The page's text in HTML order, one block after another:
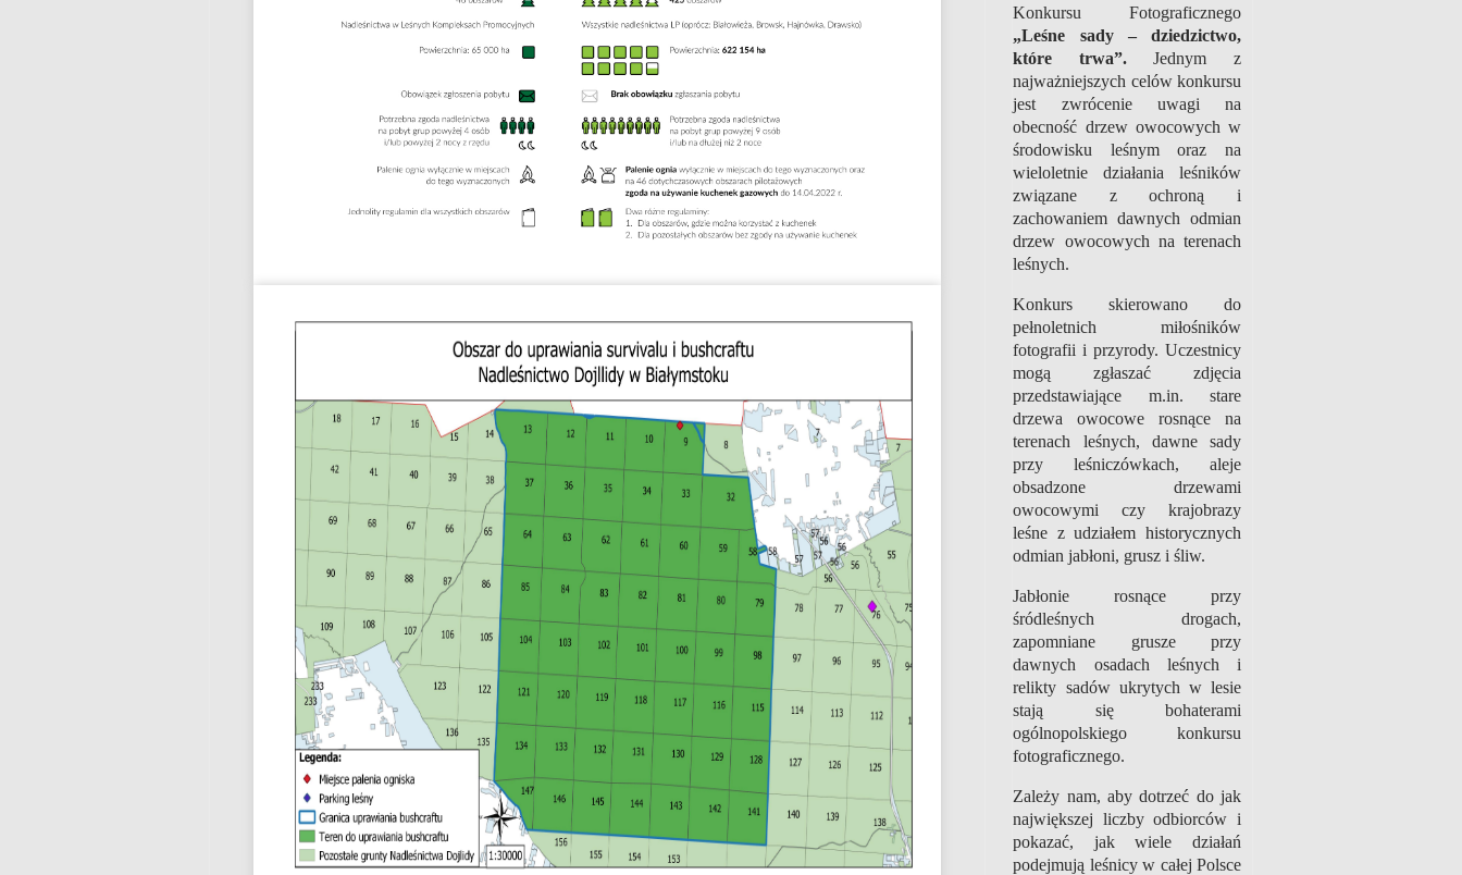
Konkursu Fotograficznego
„Leśne sady – dziedzictwo,
które trwa”.Jednym z
najważniejszych celów konkursu
jest zwrócenie uwagi na
obecność drzew owocowych w
środowisku leśnym oraz na
wieloletnie działania leśników
związane z ochroną i
zachowaniem dawnych odmian
drzew owocowych na terenach
leśnych.
Konkurs skierowano do
pełnoletnich miłośników
fotografii i przyrody. Uczestnicy
mogą zgłaszać zdjęcia
przedstawiające m.in. stare
drzewa owocowe rosnące na
terenach leśnych, dawne sady
przy leśniczówkach, aleje
obsadzone drzewami
owocowymi czy krajobrazy
leśne z udziałem historycznych
odmian jabłoni, grusz i śliw.
Jabłonie rosnące przy
śródleśnych drogach,
zapomniane grusze przy
dawnych osadach leśnych i
relikty sadów ukrytych w lesie
stają się bohaterami
ogólnopolskiego konkursu
fotograficznego.
Zależy nam, aby dotrzeć do jak
największej liczby odbiorców i
pokazać, jak wiele działań
podejmują leśnicy w całej Polsce